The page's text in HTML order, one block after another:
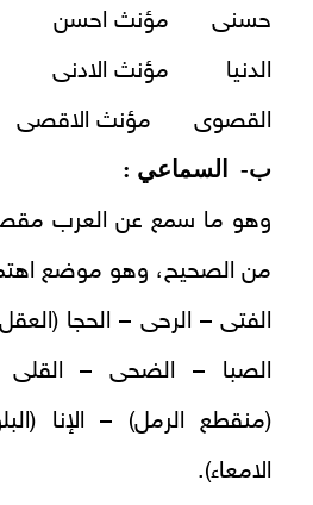
حسنى مؤنث احسن
الدنيا مؤنث الادنى
القصوى مؤنث الاقصى
ب‌- السماعي :
وهو ما سمع عن العرب
من الصحيح، وهو موضع
الفتى – الرحى – الحجا
الصبا – الضحى – القلى
(منقطع الرمل) – الإنا
الامعاء).